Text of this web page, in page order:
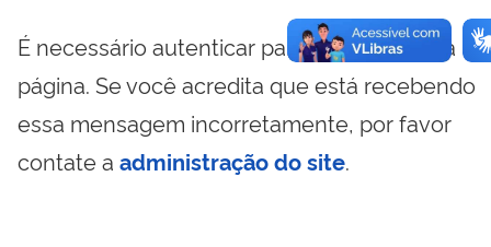
É necessário autenticar para visualizar essa
página. Se você acredita que está recebendo
essa mensagem incorretamente, por favor
contate a administração do site.